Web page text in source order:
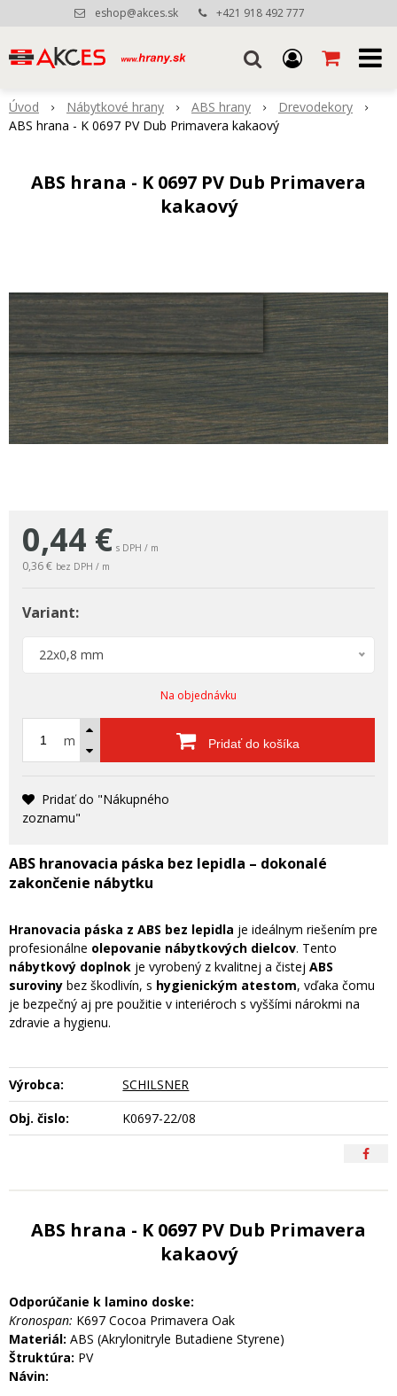
eshop@akces.sk +421 918 492 777
Úvod Nábytkové hrany ABS hrany
Drevodekory
ABS hrana - K 0697 PV Dub Primavera kakaový
ABS hrana - K 0697 PV Dub Primavera
kakaový
0,44 € s DPH / m
0,36 € bez DPH / m
Variant:
22x0,8 mm
Na objednávku
m Pridať do košíka
Pridať do "Nákupného
zoznamu"
ABS hranovacia páska bez lepidla – dokonalé
zakončenie nábytku
Hranovacia páska z ABS bez lepidla je ideálnym riešením pre
profesionálne olepovanie nábytkových dielcov. Tento
nábytkový doplnok je vyrobený z kvalitnej a čistej ABS
suroviny bez škodlivín, s hygienickým atestom, vďaka čomu
je bezpečný aj pre použitie v interiéroch s vyššími nárokmi na
zdravie a hygienu.
Výrobca:
SCHILSNER
Obj. čislo:
K0697-22/08
ABS hrana - K 0697 PV Dub Primavera
kakaový
Odporúčanie k lamino doske:
Kronospan: K697 Cocoa Primavera Oak
Materiál: ABS (Akrylonitryle Butadiene Styrene)
Štruktúra: PV
Návin: